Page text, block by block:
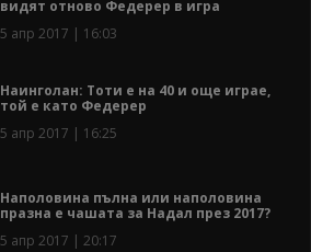
видят отново Федерер в игра
5 апр 2017 | 16:03
Наинголан: Тоти е на 40 и още играе,
той е като Федерер
5 апр 2017 | 16:25
Наполовина пълна или наполовина
празна е чашата за Надал през 2017?
5 апр 2017 | 20:17